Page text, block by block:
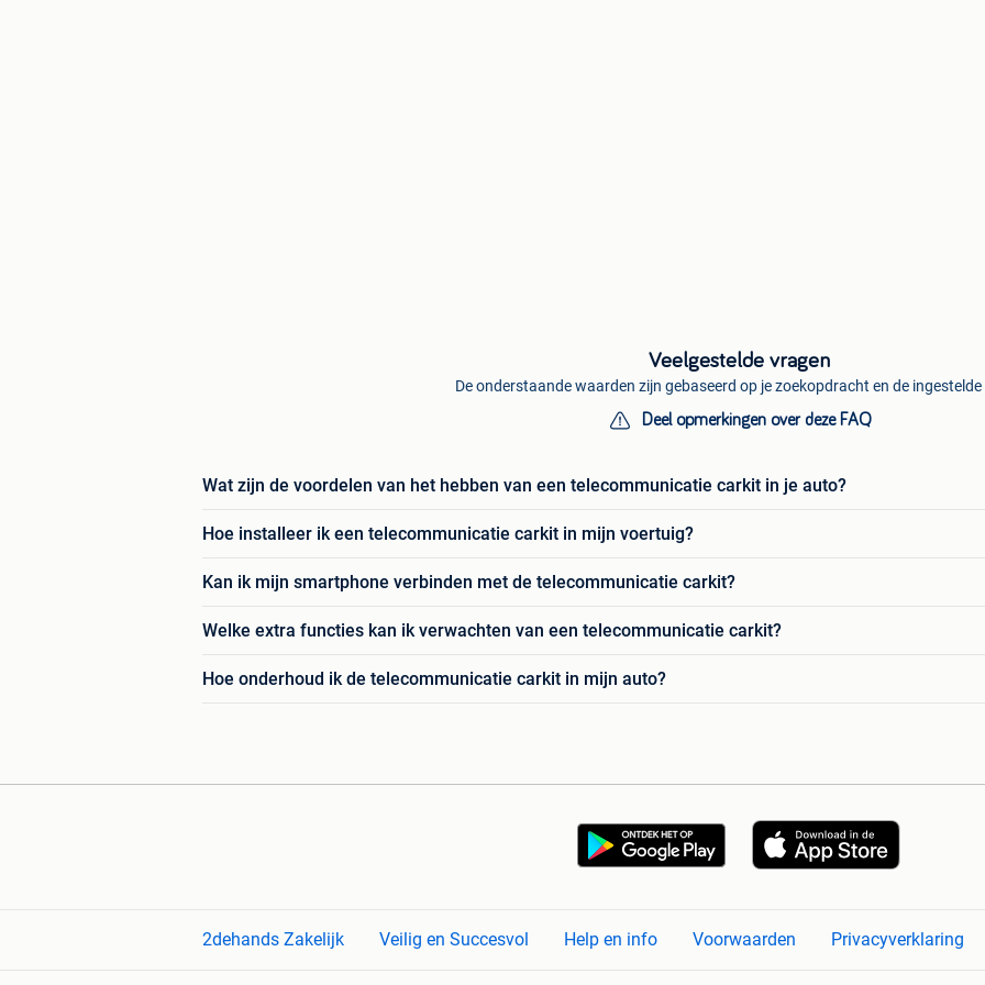
Veelgestelde vragen
De onderstaande waarden zijn gebaseerd op je zoekopdracht en de
Deel opmerkingen over deze FAQ
Wat zijn de voordelen van het hebben van een telecommunicatie carkit in je auto?
Hoe installeer ik een telecommunicatie carkit in mijn voertuig?
Kan ik mijn smartphone verbinden met de telecommunicatie carkit?
Welke extra functies kan ik verwachten van een telecommunicatie carkit?
Hoe onderhoud ik de telecommunicatie carkit in mijn auto?
2dehands Zakelijk Veilig en Succesvol Help en info Voorwaarden Privacyverklaring